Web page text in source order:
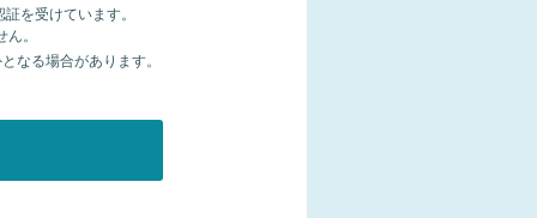
を受けています。
。
なる場合があります。